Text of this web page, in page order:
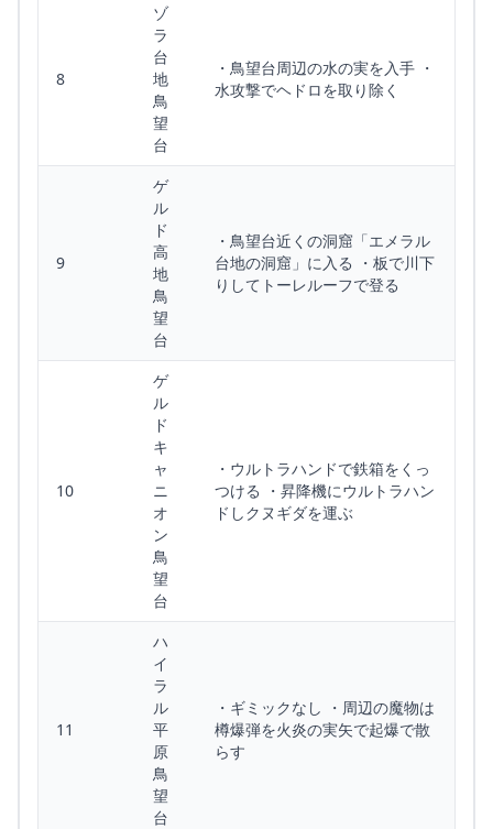
8
ゾ
ラ
台
地
鳥
望
台
・鳥望台周辺の水の実を入手 ・
水攻撃でヘドロを取り除く
9
ゲ
ル
ド
高
地
鳥
望
台
・鳥望台近くの洞窟「エメラル
台地の洞窟」に入る ・板で川下
りしてトーレルーフで登る
10
ゲ
ル
ド
キ
ャ
ニ
オ
ン
鳥
望
台
・ウルトラハンドで鉄箱をくっ
つける ・昇降機にウルトラハン
ドしクヌギダを運ぶ
11
ハ
イ
ラ
ル
平
原
鳥
望
台
・ギミックなし ・周辺の魔物は
樽爆弾を火炎の実矢で起爆で散
らす